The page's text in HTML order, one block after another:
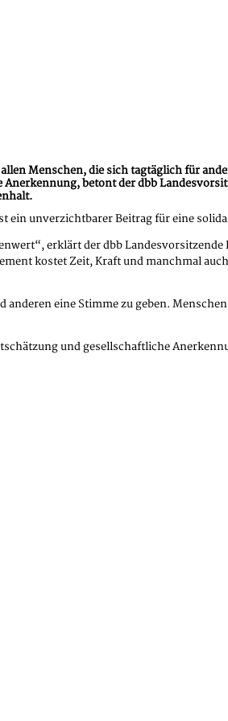
Menschen, die sich tagtäglich für
betont der dbb
unverzichtbarer Beitrag für eine
erklärt der dbb
kostet Zeit, Kraft und manchmal
eine Stimme zu geben.
und gesellschaftliche